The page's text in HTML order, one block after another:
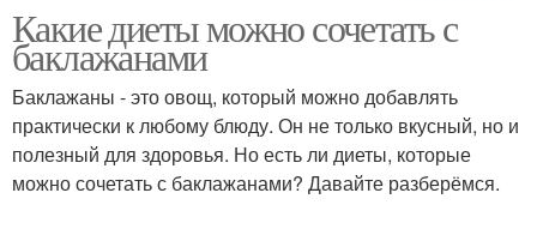
Диеты для спортсменов Диета для набора
Какие диеты можно сочетать с
баклажанами
Баклажаны - это овощ, который можно добавлять
практически к любому блюду. Он не только вкусный, но и
полезный для здоровья. Но есть ли диеты, которые
можно сочетать с баклажанами? Давайте разберёмся.